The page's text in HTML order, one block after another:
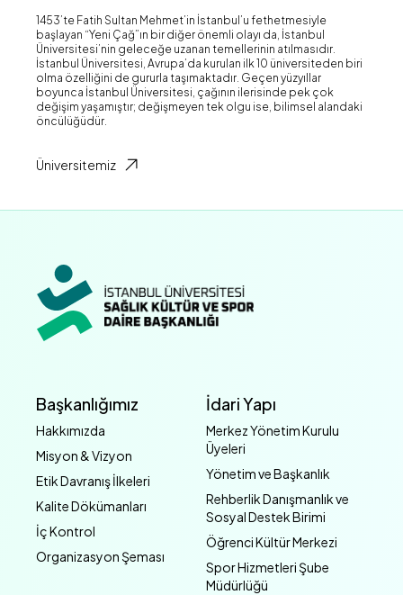
1453’te Fatih Sultan Mehmet’in İstanbul’u fethetmesiyle
başlayan “Yeni Çağ”ın bir diğer önemli olayı da, İstanbul
Üniversitesi’nin geleceğe uzanan temellerinin atılmasıdır.
İstanbul Üniversitesi, Avrupa’da kurulan ilk 10 üniversiteden biri
olma özelliğini de gururla taşımaktadır. Geçen yüzyıllar
boyunca İstanbul Üniversitesi, çağının ilerisinde pek çok
değişim yaşamıştır; değişmeyen tek olgu ise, bilimsel alandaki
öncülüğüdür.
Üniversitemiz
Başkanlığımız
Hakkımızda
Misyon & Vizyon
Etik Davranış İlkeleri
Kalite Dökümanları
İç Kontrol
Organizasyon Şeması
İdari Yapı
Merkez Yönetim Kurulu
Üyeleri
Yönetim ve Başkanlık
Rehberlik Danışmanlık ve
Sosyal Destek Birimi
Öğrenci Kültür Merkezi
Spor Hizmetleri Şube
Müdürlüğü